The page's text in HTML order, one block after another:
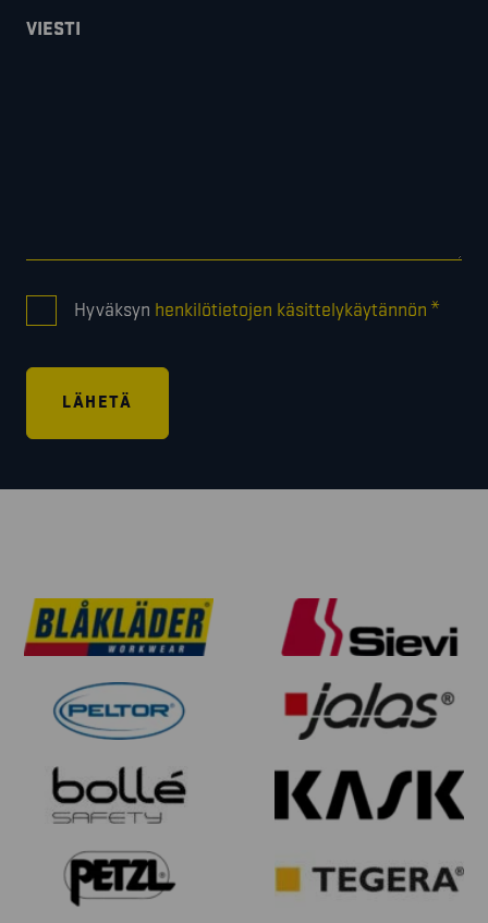
VIESTI
Hyväksyn henkilötietojen käsittelykäytännön *